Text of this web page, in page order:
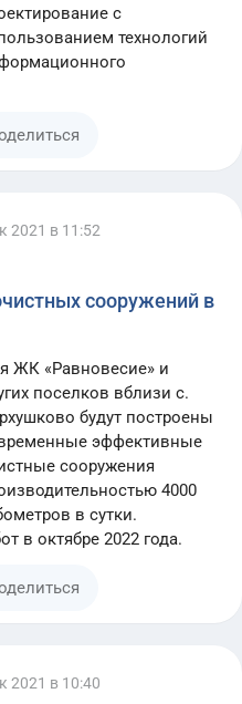
с
технологий
2021 в 11:52
сооружений в
ЖК «Равновесие» и
поселков вблизи с.
будут построены
эффективные
сооружения
4000
в сутки.
в октябре 2022 года.
2021 в 10:40